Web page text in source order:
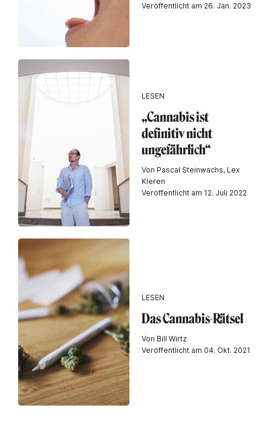
Veröffentlicht am 26. Jan. 2023
LESEN
„Cannabis ist
definitiv nicht
ungefährlich“
Von Pascal Steinwachs, Lex
Kleren
Veröffentlicht am 12. Juli 2022
LESEN
Das Cannabis-Rätsel
Von Bill Wirtz
Veröffentlicht am 04. Okt. 2021